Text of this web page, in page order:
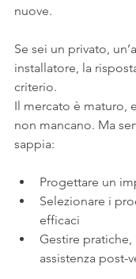
nuove.
Se sei un privato,
installatore, la
criterio.
Il mercato è maturo,
non mancano. Ma
sappia:
Progettare un
Selezionare i
efficaci
Gestire pratiche,
assistenza post-